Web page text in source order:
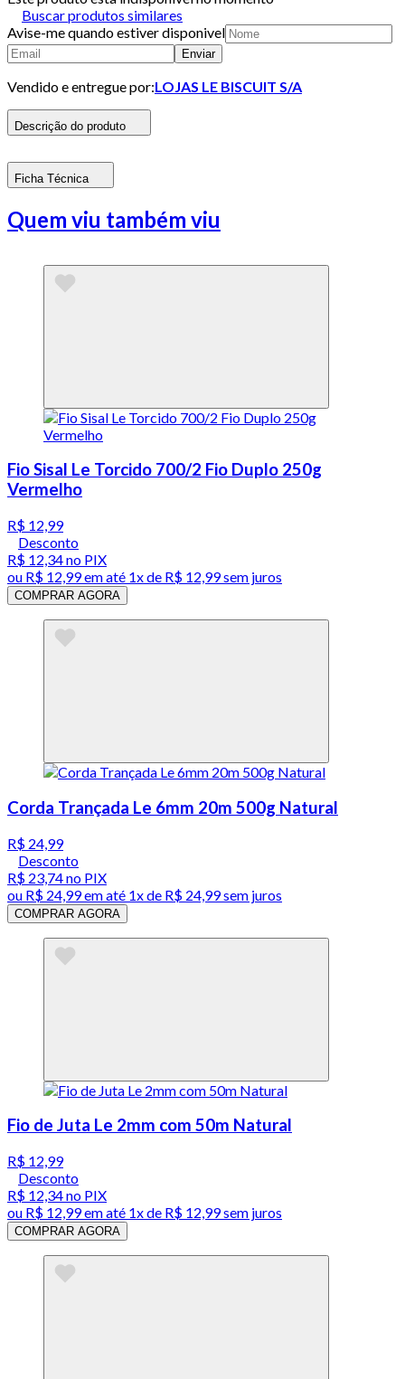
Buscar produtos similares
Avise-me quando estiver disponivel
Enviar
Vendido e entregue por:LOJAS LE BISCUIT S/A
Descrição do produto
Ficha Técnica
Quem viu também viu
Fio Sisal Le Torcido 700/2 Fio Duplo 250g
Vermelho
R$ 12,99
Desconto
R$ 12,34no PIX
ou R$ 12,99em até 1x de R$ 12,99sem juros
COMPRAR AGORA
Corda Trançada Le 6mm 20m 500g Natural
R$ 24,99
Desconto
R$ 23,74no PIX
ou R$ 24,99em até 1x de R$ 24,99sem juros
COMPRAR AGORA
Fio de Juta Le 2mm com 50m Natural
R$ 12,99
Desconto
R$ 12,34no PIX
ou R$ 12,99em até 1x de R$ 12,99sem juros
COMPRAR AGORA